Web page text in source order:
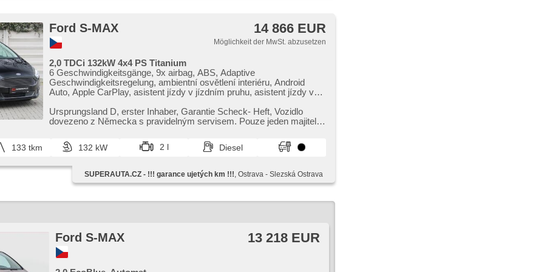
Ford S-MAX 14 866 EUR
Möglichkeit der MwSt. abzusetzen
2,0 TDCi 132kW 4x4 PS Titanium
6 Geschwindigkeitsgänge, 9x airbag, ABS, Adaptive
Geschwindigkeitsregelung, ambientní osvětlení interiéru, Android
Auto, Apple CarPlay, asistent jízdy v jízdním pruhu, asistent jízdy v
pruhu, Klimaautomatik, Automatikgetriebe, autom. Sperrdiferential,
automatisch im Berg bremsen , automatikparken, Autoradio,
Zentralverriegelung, Beifahrerairbagdeaktivierung, Teilbare
Rücksitzbank, täglich Leuchten, digitální příjem rádia (DAB), dotykové
Klappspiegel, El. Spiegel, elektronická ruční brzda, hands free,
hlasové ovládání palubního počítače, Uhr Spur, Wegfahrsperre, LED
adaptivní světlomety, LED denní svícení, Alufelgen,
Nebelscheinwerfer, Multifunktionslenkrad, Lenkrad einstellbar,
Antriebsschlupfregelung (ASR), Vorderlichter LED, řazení pádly pod
volantem, samostmívací zrcátka, Navigation,
Scheibenwischersensor, Lichtsensor, Reifendrucksensor,
Überwachung der Ermüdung des Fahrers, Elektronisches
Ursprungsland D,​ erster Inhaber,​ Garantie Scheck​- Heft,​ Vozidlo
dovezeno z Německa s pravidelným servisem. Pouze jeden majitel.
133 tkm 132 kW 2 l Diesel
SUPERAUTA.CZ - !!! garance ujetých km !!!, Ostrava - Slezská Ostrava
Ford S-MAX 13 218 EUR